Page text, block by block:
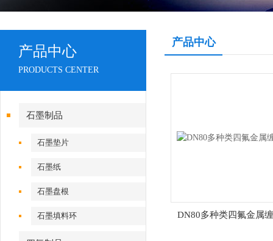
产品中心
PRODUCTS CENTER
石墨制品
石墨垫片
石墨纸
石墨盘根
石墨填料环
产品中心
DN80多种类四氟金属